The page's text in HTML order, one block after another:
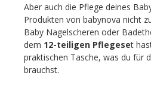
Aber auch die Pflege deines
Produkten von babynova nicht
Baby Nagelscheren oder
dem 12-teiligen Pflegeset
praktischen Tasche, was du für
brauchst.